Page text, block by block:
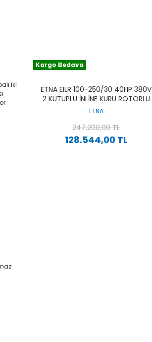
Kargo Bedava
ETNA EILR 100-250/30 40HP 380V
2 KUTUPLU İNLINE KURU ROTORLU
SIRKÜLASYON POMPA
ETNA
128.544,00 TL
247.200,00 TL